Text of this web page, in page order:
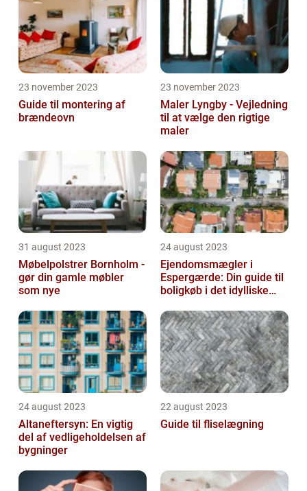
23 november 2023
Guide til montering af
brændeovn
23 november 2023
Maler Lyngby - Vejledning
til at vælge den rigtige
maler
31 august 2023
Møbelpolstrer Bornholm -
gør din gamle møbler
som nye
24 august 2023
Ejendomsmægler i
Espergærde: Din guide til
boligkøb i det idylliske
24 august 2023
Altaneftersyn: En vigtig
del af vedligeholdelsen af
bygninger
22 august 2023
Guide til fliselægning